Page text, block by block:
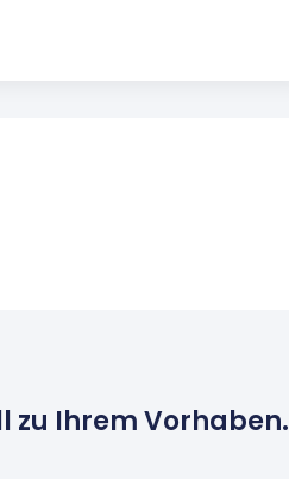
zu Ihrem Vorhaben.